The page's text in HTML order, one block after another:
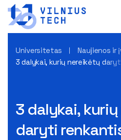
Universitetas
Naujienos ir
3 dalykai, kurių nereikėtų
3 dalykai,
daryti